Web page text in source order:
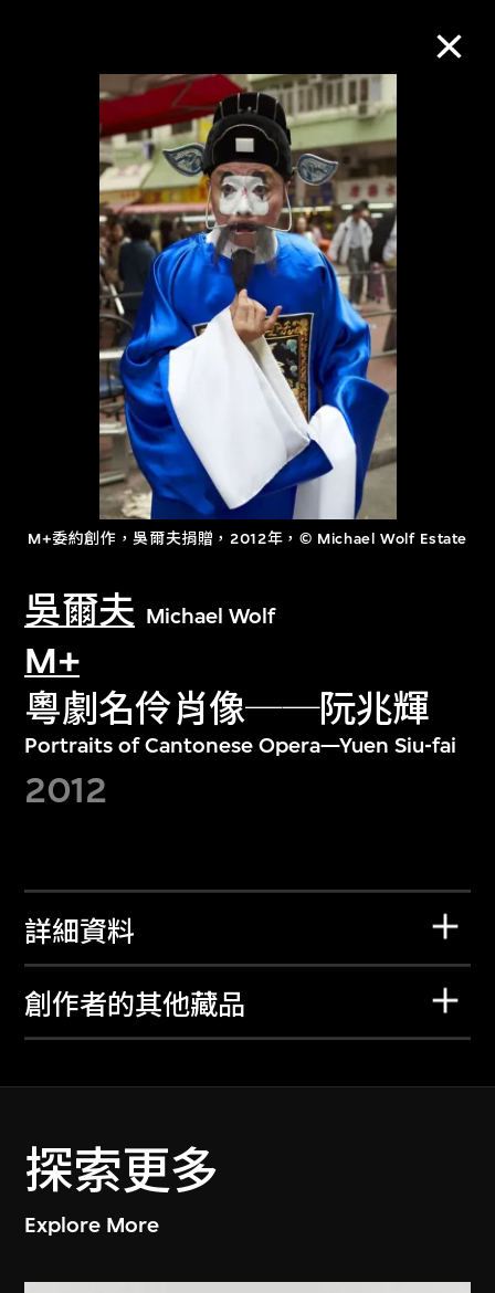
M+委約創作，吳爾夫捐贈，2012年，© Michael Wolf Estate
吳爾夫 Michael Wolf
M+
粵劇名伶肖像──阮兆輝
Portraits of Cantonese Opera—Yuen Siu-fai
2012
詳細資料
創作者的其他藏品
探索更多
Explore More
M+藏品
進一步篩選
關於M+藏品
探索世界頂級的二十及二十一世紀視覺
文化藏品。